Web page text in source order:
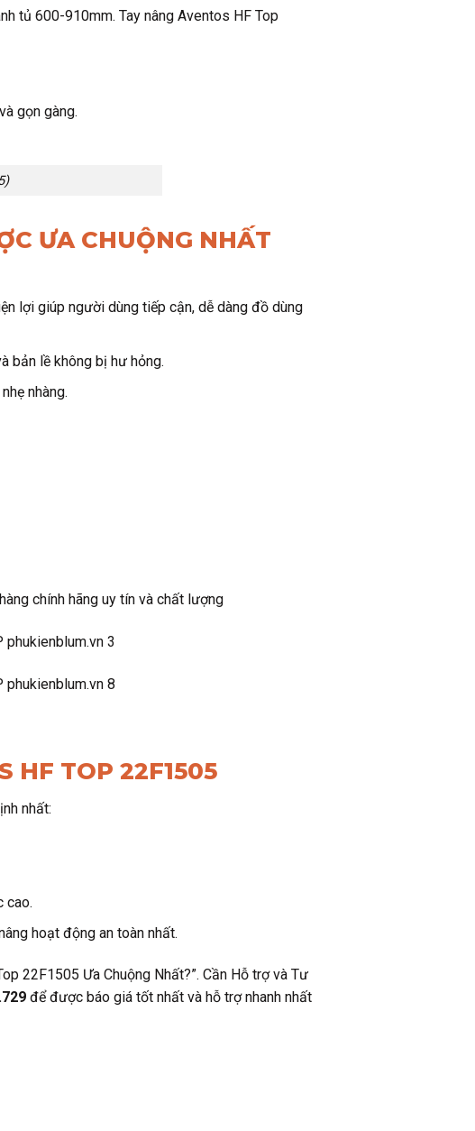
tủ 600-910mm. Tay nâng Aventos HF Top
gọn gàng.
ƯA CHUỘNG NHẤT
lợi giúp người dùng tiếp cận, dễ dàng đồ dùng
bản lề không bị hư hỏng.
nhàng.
chính hãng uy tín và chất lượng
HF TOP 22F1505
nhất:
cao.
hoạt động an toàn nhất.
22F1505 Ưa Chuộng Nhất?”. Cần Hỗ trợ và Tư
để được báo giá tốt nhất và hỗ trợ nhanh nhất